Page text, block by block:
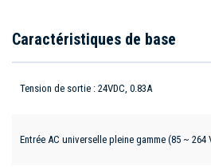
Caractéristiques de base
Tension de sortie : 24VDC, 0.83A
Entrée AC universelle pleine gamme (85 ~ 264